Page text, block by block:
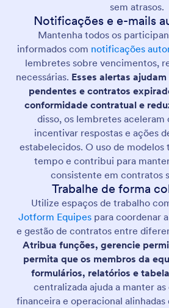
sem atrasos.
Notificações e e-mails
Mantenha todos os
informados com notificações
lembretes sobre vencimentos,
necessárias. Esses alertas
pendentes e contratos
conformidade contratual e
disso, os lembretes aceleram
incentivar respostas e ações
estabelecidos. O uso de
tempo e contribui para
consistente em contratos
Trabalhe de forma
Utilize espaços de trabalho
Jotform Equipespara coordenar
e gestão de contratos entre
Atribua funções, gerencie
permita que os membros da
formulários, relatórios e
centralizada ajuda a manter
financeira e operacional alinhadas